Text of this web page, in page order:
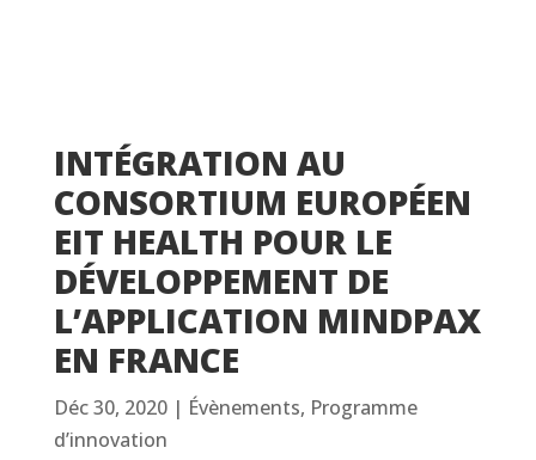
INTÉGRATION AU
CONSORTIUM EUROPÉEN
EIT HEALTH POUR LE
DÉVELOPPEMENT DE
L’APPLICATION MINDPAX
EN FRANCE
Déc 30, 2020| Évènements, Programme
d’innovation